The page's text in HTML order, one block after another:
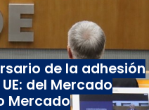
de la adhesión
del Mercado
Mercado